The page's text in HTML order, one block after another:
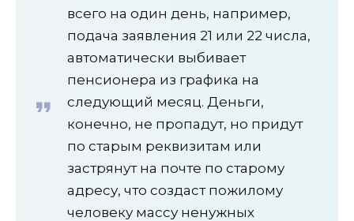
всего на один день, например,
подача заявления 21 или 22 числа,
автоматически выбивает
пенсионера из графика на
следующий месяц. Деньги,
конечно, не пропадут, но придут
по старым реквизитам или
застрянут на почте по старому
адресу, что создаст пожилому
человеку массу ненужных